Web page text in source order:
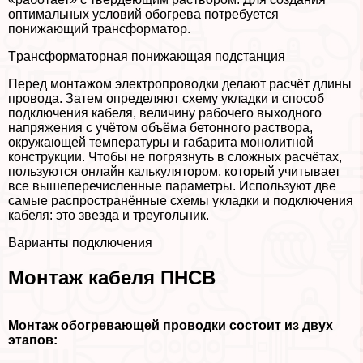
оптимальных условий обогрева потребуется
понижающий трaнcформатор.
Tрaнcформаторная понижающая подстанция
Перед монтажом электропроводки делают расчёт длины
провода. Затем определяют схему укладки и способ
подключения кабеля, величину рабочего выходного
напряжения с учётом объёма бетонного раствора,
окружающей температуры и габарита монолитной
конструкции. Чтобы не погрязнуть в сложных расчётах,
пользуются онлайн калькулятором, который учитывает
все вышеперечисленные параметры. Используют две
самые распространённые схемы укладки и подключения
кабеля: это звезда и треугольник.
Варианты подключения
Монтаж кабеля ПНСВ
Монтаж обогревающей проводки состоит из двух
этапов: